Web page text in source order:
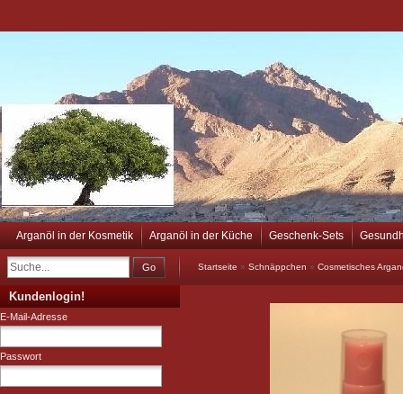
Arganöl in der Kosmetik Arganöl in der Küche Geschenk-Sets
Go Startseite » Schnäppchen » Cosmetisches
Kundenlogin!
E-Mail-Adresse
Passwort